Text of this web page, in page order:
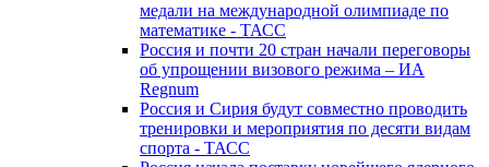
медали на международной олимпиаде по
математике - ТАСС
Россия и почти 20 стран начали переговоры
об упрощении визового режима – ИА
Regnum
Россия и Сирия будут совместно проводить
тренировки и мероприятия по десяти видам
спорта - ТАСС